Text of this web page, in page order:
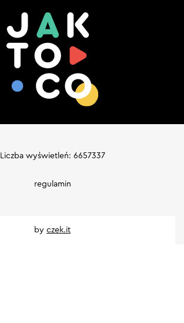
by czek.it
Liczba wyświetleń: 6657337
regulamin